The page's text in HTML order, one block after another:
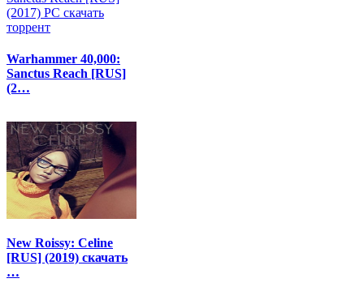
Warhammer 40,000:
Sanctus Reach [RUS]
(2…
New Roissy: Celine
[RUS] (2019) скачать
…